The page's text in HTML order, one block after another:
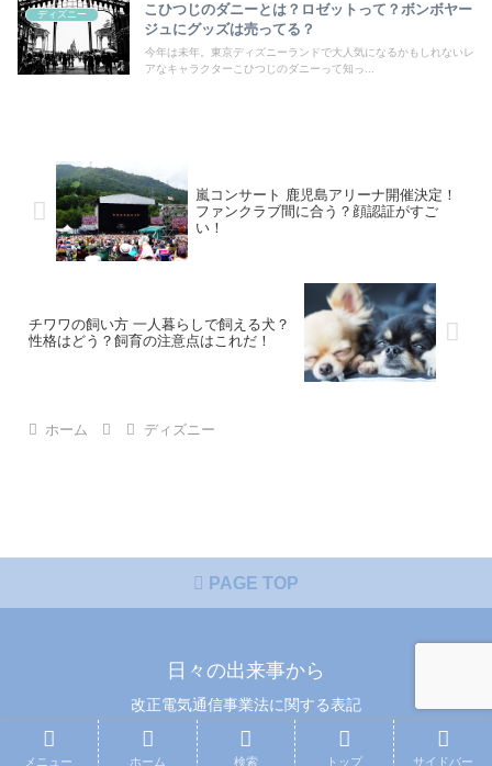
ディズニー
こひつじのダニーとは？ロゼットって？ボンボヤー
ジュにグッズは売ってる？
今年は未年。東京ディズニーランドで大人気になるかもしれないレ
アなキャラクターこひつじのダニーって知っ...
嵐コンサート 鹿児島アリーナ開催決定！
ファンクラブ間に合う？顔認証がすご
い！
チワワの飼い方 一人暮らしで飼える犬？
性格はどう？飼育の注意点はこれだ！
ホーム ディズニー
PAGE TOP
日々の出来事から
改正電気通信事業法に関する表記
© 2015 日々の出来事から.
メニュー ホーム 検索 トップ サイドバー